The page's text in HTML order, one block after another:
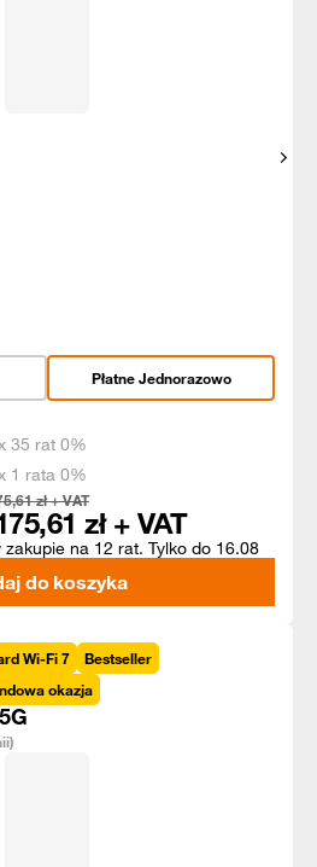
Płatne Jednorazowo
zł + VAT
zł + VAT
35 rat 0%
1 rata 0%
zakupie na 12 rat. Tylko do 16.08
do koszyka
Wi-Fi 7
Bestseller
okazja